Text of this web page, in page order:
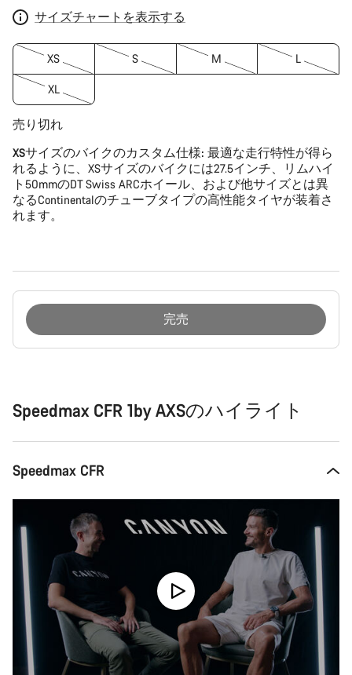
サイズチャートを表示する
XS S M L
XL
売り切れ
XSサイズのバイクのカスタム仕様: 最適な走行特性が得ら
れるように、XSサイズのバイクには27.5インチ、リムハイ
ト50mmのDT Swiss ARCホイール、および他サイズとは異
なるContinentalのチューブタイプの高性能タイヤが装着さ
れます。
完売
由
Speedmax CFR 1by AXSのハイライト
Speedmax CFR